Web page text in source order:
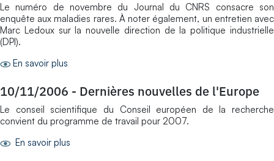
Le numéro de novembre du Journal du CNRS consacre son
enquête aux maladies rares. À noter également, un entretien avec
Marc Ledoux sur la nouvelle direction de la politique industrielle
(DPI).
En savoir plus
10/11/2006 - Dernières nouvelles de l'Europe
Le conseil scientifique du Conseil européen de la recherche
convient du programme de travail pour 2007.
En savoir plus